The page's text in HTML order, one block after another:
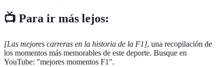
📺 Para ir más lejos:
[Las mejores carreras en la historia de la F1], una recopilación de
los momentos más memorables de este deporte. Busque en
YouTube: "mejores momentos F1".